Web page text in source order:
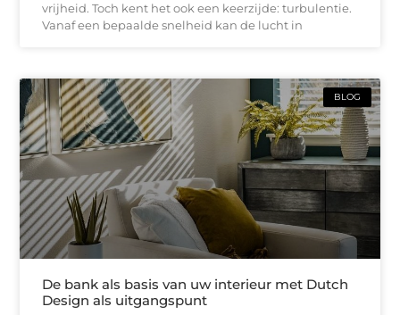
vrijheid. Toch kent het ook een keerzijde: turbulentie.
Vanaf een bepaalde snelheid kan de lucht in
BLOG
De bank als basis van uw interieur met Dutch
Design als uitgangspunt